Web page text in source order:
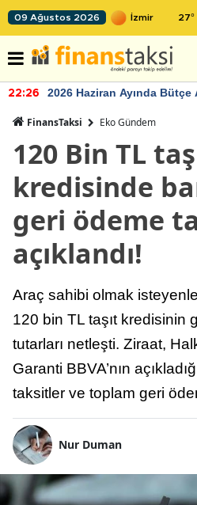
09 Ağustos 2026 27°
22:26 2026 Haziran Ayında Bütçe
FinansTaksi Eko Gündem
120 Bin TL
kredisinde
geri ödeme
açıklandı!
Araç sahibi olmak
120 bin TL taşıt kredisinin
tutarları netleşti. Ziraat,
Garanti BBVA’nın
taksitler ve toplam geri
Nur Duman